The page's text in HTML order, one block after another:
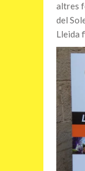
altres
del
Lleida